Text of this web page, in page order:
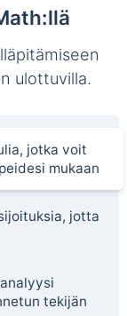
ulottuvilla.
jotka voit
mukaan
jotta
tekijän